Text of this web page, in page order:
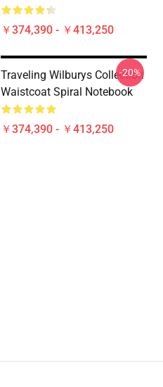
￥374,390 - ￥413,250
Traveling Wilburys Collection
Waistcoat Spiral Notebook
￥374,390 - ￥413,250
-20%